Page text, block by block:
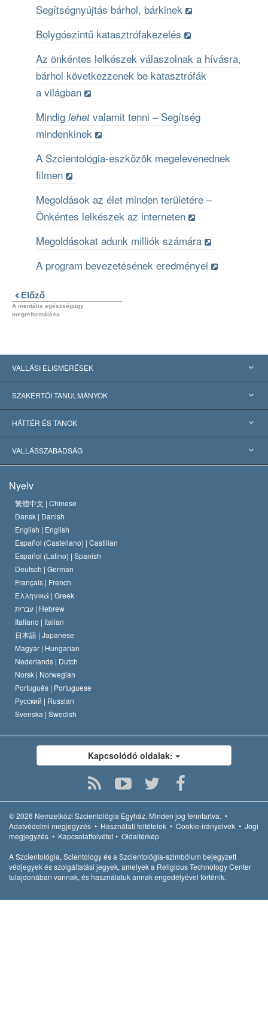
Segítségnyújtás bárhol, bárkinek
Bolygószintű katasztrófakezelés
Az önkéntes lelkészek válaszolnak a hívásra,
bárhol következzenek be katasztrófák
a világban
Mindig lehetvalamit tenni –Segítség
mindenkinek
A Szcientológia-eszközök megelevenednek
filmen
Megoldások az élet minden területére –
Önkéntes lelkészek az interneten
Megoldásokat adunk milliók számára
A program bevezetésének eredményei
Előző
A mentális egészségügy
megreformálása
VALLÁSI ELISMERÉSEK
USA
Nemzetközi elismerések
Jelentős ítéletek
SZAKÉRTŐI TANULMÁNYOK
Tanulmányok kategóriák szerint
A világ legnagyobb szaktekintélyei
HÁTTÉR ÉS TANOK
L. Ron Hubbard
A Szcientológia Egyház hitvallása
A Szcientológus kódex
David Miscavige
VALLÁSSZABADSÁG
Nemzetközi emberi jogi standardok
Nyilatkozat a vallásról
Nyelv
繁體中文 | Chinese
Dansk | Danish
English | English
Español (Castellano) | Castilian
Español (Latino) | Spanish
Deutsch | German
Français | French
Ελληνικά | Greek
עברית | Hebrew
Italiano | Italian
日本語 | Japanese
Magyar | Hungarian
Nederlands | Dutch
Norsk | Norwegian
Português | Portuguese
Русский | Russian
Svenska | Swedish
Kapcsolódó oldalak:
© 2026 Nemzetközi Szcientológia Egyház. Minden jog fenntartva. •
Adatvédelmi megjegyzés • Használati feltételek • Cookie-irányelvek • Jogi
megjegyzés • Kapcsolatfelvétel • Oldaltérkép
A Szcientológia, Scientology és a Szcientológia-szimbólum bejegyzett
védjegyek és szolgáltatási jegyek, amelyek a Religious Technology Center
tulajdonában vannak, és használatuk annak engedélyével történik.